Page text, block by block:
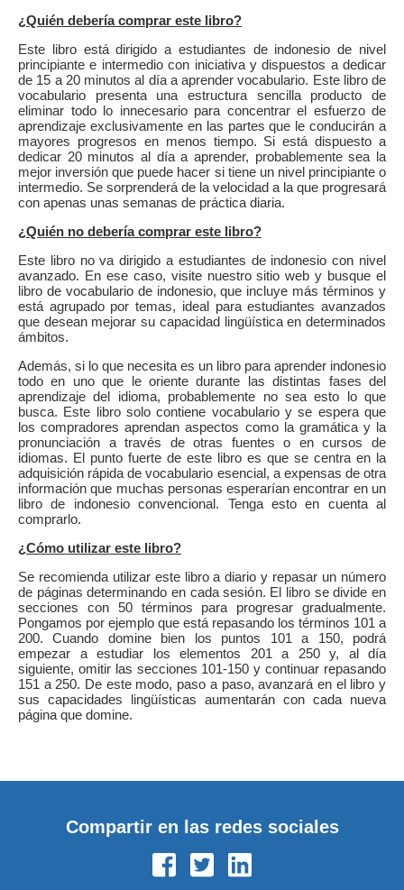
¿Quién debería comprar este libro?
Este libro está dirigido a estudiantes de indonesio de nivel
principiante e intermedio con iniciativa y dispuestos a dedicar
de 15 a 20 minutos al día a aprender vocabulario. Este libro de
vocabulario presenta una estructura sencilla producto de
eliminar todo lo innecesario para concentrar el esfuerzo de
aprendizaje exclusivamente en las partes que le conducirán a
mayores progresos en menos tiempo. Si está dispuesto a
dedicar 20 minutos al día a aprender, probablemente sea la
mejor inversión que puede hacer si tiene un nivel principiante o
intermedio. Se sorprenderá de la velocidad a la que progresará
con apenas unas semanas de práctica diaria.
¿Quién no debería comprar este libro?
Este libro no va dirigido a estudiantes de indonesio con nivel
avanzado. En ese caso, visite nuestro sitio web y busque el
libro de vocabulario de indonesio, que incluye más términos y
está agrupado por temas, ideal para estudiantes avanzados
que desean mejorar su capacidad lingüística en determinados
ámbitos.
Además, si lo que necesita es un libro para aprender indonesio
todo en uno que le oriente durante las distintas fases del
aprendizaje del idioma, probablemente no sea esto lo que
busca. Este libro solo contiene vocabulario y se espera que
los compradores aprendan aspectos como la gramática y la
pronunciación a través de otras fuentes o en cursos de
idiomas. El punto fuerte de este libro es que se centra en la
adquisición rápida de vocabulario esencial, a expensas de otra
información que muchas personas esperarían encontrar en un
libro de indonesio convencional. Tenga esto en cuenta al
comprarlo.
¿Cómo utilizar este libro?
Se recomienda utilizar este libro a diario y repasar un número
de páginas determinando en cada sesión. El libro se divide en
secciones con 50 términos para progresar gradualmente.
Pongamos por ejemplo que está repasando los términos 101 a
200. Cuando domine bien los puntos 101 a 150, podrá
empezar a estudiar los elementos 201 a 250 y, al día
siguiente, omitir las secciones 101-150 y continuar repasando
151 a 250. De este modo, paso a paso, avanzará en el libro y
sus capacidades lingüísticas aumentarán con cada nueva
página que domine.
Compartir en las redes sociales